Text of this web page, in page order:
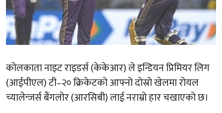
कोलकाता नाइट राइडर्स (केकेआर) ले इन्डियन प्रिमियर लिग
(आईपीएल) टी–२० क्रिकेटको आफ्नो दोस्रो खेलमा रोयल
च्यालेन्जर्स बैंगलोर (आरसिबी) लाई नराम्रो हार चखाएको छ।